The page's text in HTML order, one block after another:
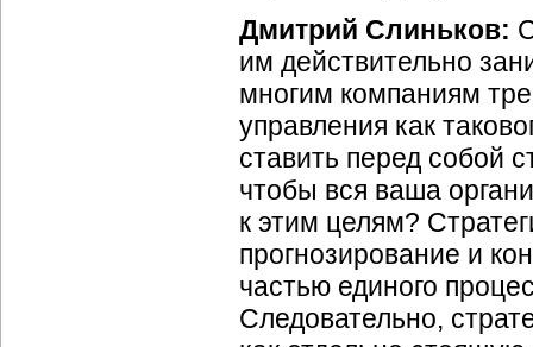
Дмитрий Слиньков:
им действительно
многим компаниям
управления как
ставить перед собой
чтобы вся ваша
к этим целям?
прогнозирование и
частью единого
Следовательно,